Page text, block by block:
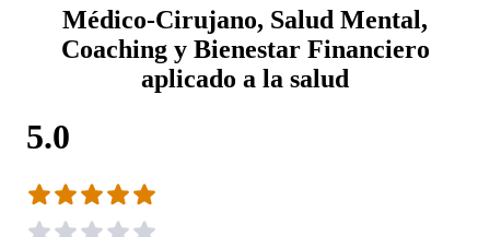
Médico-Cirujano, Salud Mental,
Coaching y Bienestar Financiero
aplicado a la salud
5.0